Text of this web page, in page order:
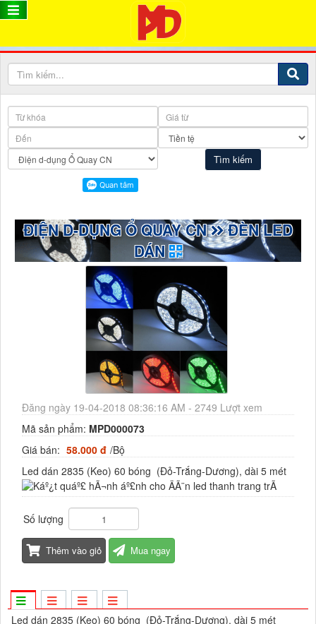
ĐIỆN D-DỤNG Ổ QUAY CN ĐÈN LED
DÁN
Đăng ngày 19-04-2018 08:36:16 AM - 2749 Lượt xem
Mã sản phẩm: MPD000073
Giá bán: 58.000 đ /Bộ
Led dán 2835 (Keo) 60 bóng (Đỏ-Trắng-Dương), dài 5 mét
Số lượng
Thêm vào giỏ Mua ngay
Led dán 2835 (Keo) 60 bóng (Đỏ-Trắng-Dương), dài 5 mét